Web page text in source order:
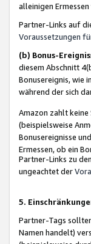
alleinigen
Partner-Links auf
Voraussetzungen
(b) Bonus-
diesem Abschnitt
Bonusereignis, wie
während der sich
Amazon zahlt
(beispielsweise
Bonusereignisse
Ermessen, ob ein
Partner-Links zu
ungeachtet der
5.
Partner-Tags
Namen handelt)